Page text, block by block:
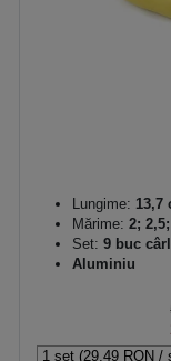
Lungime: 13,7
Mărime: 2;
Set: 9 buc
Aluminiu